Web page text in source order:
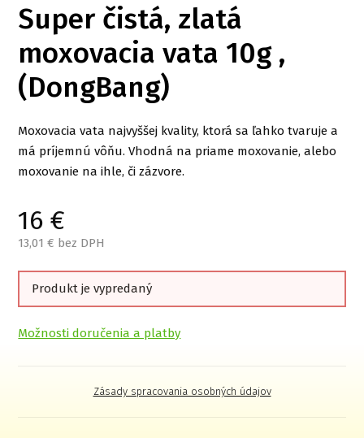
Super čistá, zlatá
moxovacia vata 10g ,
(DongBang)
Moxovacia vata najvyššej kvality, ktorá sa ľahko tvaruje a
má príjemnú vôňu. Vhodná na priame moxovanie, alebo
moxovanie na ihle, či zázvore.
16 €
13,01 € bez DPH
Produkt je vypredaný
Možnosti doručenia a platby
Zásady spracovania osobných údajov